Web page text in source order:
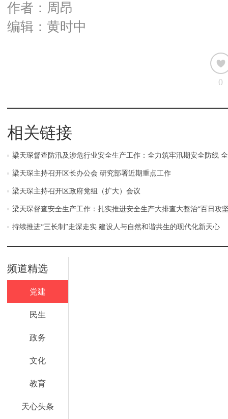
作者：周昂
编辑：黄时中
0
相关链接
梁天琛督查防汛及涉危行业安全生产工作：全力筑牢汛期安全防线
梁天琛主持召开区长办公会 研究部署近期重点工作
梁天琛主持召开区政府党组（扩大）会议
梁天琛督查安全生产工作：扎实推进安全生产大排查大整治“百日攻
持续推进“三长制”走深走实 建设人与自然和谐共生的现代化新天心
频道精选
党建
民生
政务
文化
教育
天心头条